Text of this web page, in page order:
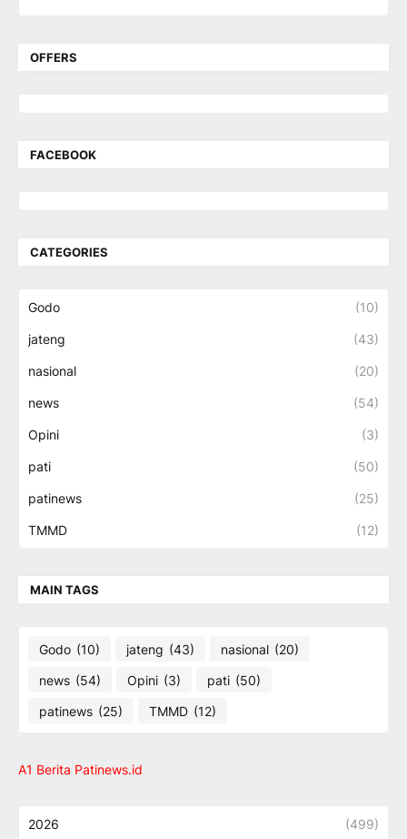
OFFERS
FACEBOOK
CATEGORIES
Godo (10)
jateng (43)
nasional (20)
news (54)
Opini (3)
pati (50)
patinews (25)
TMMD (12)
MAIN TAGS
Godo (10) jateng (43) nasional (20)
news (54) Opini (3) pati (50)
patinews (25) TMMD (12)
A1 Berita Patinews.id
2026 (499)